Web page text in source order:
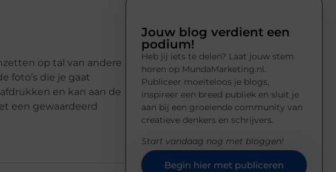
op tal van andere
foto’s die je gaat
en kan aan de
een gewaardeerd
Jouw blog verdient een
podium!
Heb jij iets te delen? Laat jouw stem
horen op MundaMarketing.nl.
Publiceer moeiteloos je blogs,
inspireer een breed publiek en sluit je
aan bij een groeiende community van
creatieve denkers en schrijvers.
Start vandaag nog met bloggen!
Begin hier met publiceren